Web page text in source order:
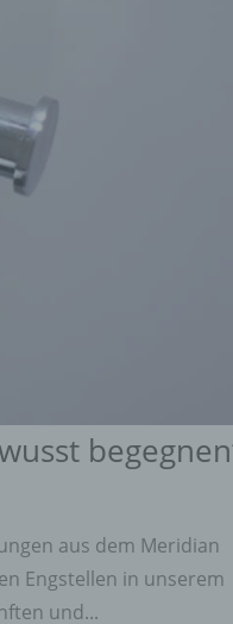
aus dem Meridian
Engstellen in unserem
und...